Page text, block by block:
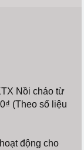
Nồi cháo từ
(Theo số liệu
động cho